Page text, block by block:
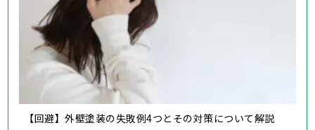
【回避】外壁塗装の失敗例4つとその対策について解説